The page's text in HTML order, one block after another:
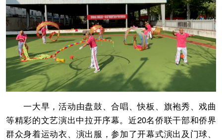
一大早，活动由盘鼓、合唱、快板、旗袍秀、戏曲
等精彩的文艺演出中拉开序幕。近20名侨联干部和侨界
群众身着运动衣、演出服，参加了开幕式演出及门球、